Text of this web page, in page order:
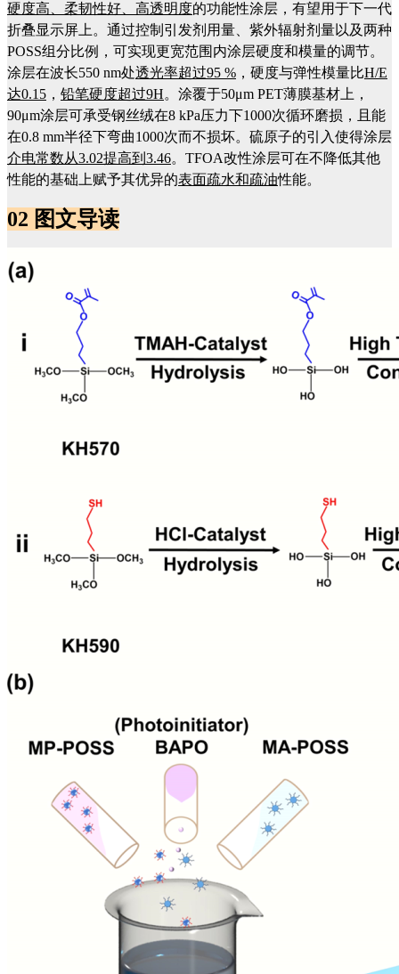
硬度高、柔韧性好、高透明度的功能性涂层，有望用于下一代
折叠显示屏上。通过控制引发剂用量、紫外辐射剂量以及两种
POSS组分比例，可实现更宽范围内涂层硬度和模量的调节。
涂层在波长550 nm处透光率超过95 % ，硬度与弹性模量比H/E
达0.15 ， 铅笔硬度超过9H。涂覆于50μm PET薄膜基材上，
90μm涂层可承受钢丝绒在8 kPa压力下1000次循环磨损，且能
在0.8 mm半径下弯曲1000次而不损坏。硫原子的引入使得涂层
介电常数从3.02提高到 3.46。 TFOA改性涂层可在不降低其他
性能的基础上赋予其优异的表面疏水和疏油性能。
02 图文导读